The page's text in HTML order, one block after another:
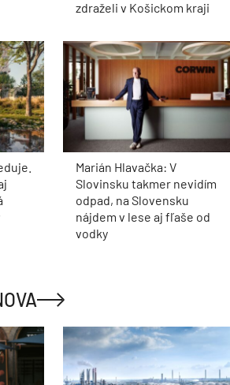
Marián Hlavačka: V
Slovinsku takmer nevidím
odpad, na Slovensku
nájdem v lese aj fľaše od
vodky